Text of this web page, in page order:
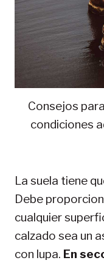
Consejos
condiciones
La suela tiene
Debe
cualquier
calzado sea un
con lupa. En